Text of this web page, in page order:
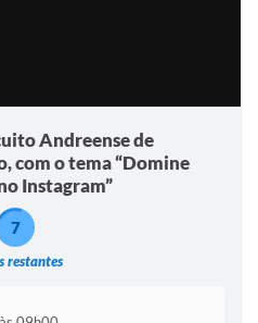
Andreense de
com o tema “Domine
Instagram”
restantes
7